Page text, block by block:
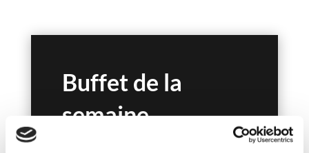
Buffet de la
semaine